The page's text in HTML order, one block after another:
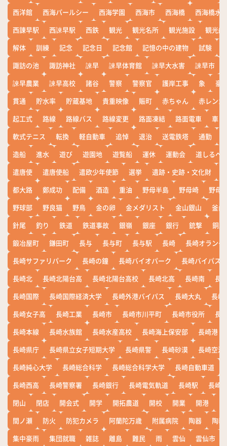
西洋館 西海パールシー 西海学園 西海市 西海橋
西海橋水
西諌早駅
西諫早駅 西鉄 観光 観光名所 観光施設
観光船
解体
訓練 記念 記念日 記念館 記憶の中の建物 試験
諏訪の池
諏訪神社 諫早 諫早体育館 諫早大水害 諫早市
諫早農業
諫早高校 諸谷 警察 警察官 護岸工事 象
豪
貫通
貯水率 貯蔵基地 貴重映像 賑町 赤ちゃん
赤レンガ
起工式
路線 路線バス 路線変更 路面凍結 路面電車
車
軟式テニス
転換 軽自動車 追悼 退治 送電鉄塔 通勤
造船
進水 遊び 遊園地 遊覧船 運休 運動会
道しるべ
遣唐使
遣唐使船 遣欧少年使節 選挙 遺跡・史跡・文化財
都大路
鄭成功 配備 酒造 重油 野母半島 野母崎
野母
野球部
野良猫 野鳥 金の卵 金メダリスト 金山銀山
釜山
針尾
釣り 鉄道 鉄道事故 銀嶺 銀座 銀行 銃撃
銅座
鍛冶屋町
鎌田町 長与 長与町 長与駅 長崎
長崎オランダ
長崎サファリパーク
長崎の鐘 長崎バイオパーク
長崎バイパス
長崎北
長崎北陽台高 長崎北陽台高校 長崎北高 長崎南
長
長崎国際
長崎国際経済大学 長崎外港バイパス 長崎大丸
長崎
長崎女子高
長崎工業 長崎市 長崎市川平町 長崎市役所
長
長崎本線
長崎水族館 長崎水産高校 長崎海上保安部
長崎港
長崎県庁
長崎県立女子短期大学 長崎県警 長崎砂漠
長崎空港
長崎純心大学
長崎総合科学 長崎総合科学大学 長崎自動車道
長崎西高
長崎警察署 長崎銀行 長崎電気軌道 長崎駅
長崎
閉山
閉店 開会式 開学 開拓農道 開校 開業 開港
間ノ瀬
防火 防犯カメラ 阿蘭陀万歳 附属病院 陶器
陶器
集中豪雨
集団就職 雑誌 離島 難民 雨 雲仙 雲仙市